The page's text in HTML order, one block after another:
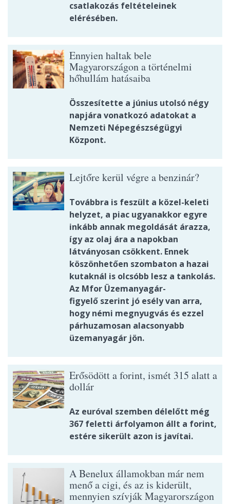
csatlakozás feltételeinek
elérésében.
Ennyien haltak bele
Magyarországon a történelmi
hőhullám hatásaiba
Összesítette a június utolsó négy
napjára vonatkozó adatokat a
Nemzeti Népegészségügyi
Központ.
Lejtőre kerül végre a benzinár?
Továbbra is feszült a közel-keleti
helyzet, a piac ugyanakkor egyre
inkább annak megoldását árazza,
így az olaj ára a napokban
látványosan csökkent. Ennek
köszönhetően szombaton a hazai
kutaknál is olcsóbb lesz a tankolás.
Az Mfor Üzemanyagár-
figyelő szerint jó esély van arra,
hogy némi megnyugvás és ezzel
párhuzamosan alacsonyabb
üzemanyagár jön.
Erősödött a forint, ismét 315 alatt a
dollár
Az euróval szemben délelőtt még
367 feletti árfolyamon állt a forint,
estére sikerült azon is javítai.
A Benelux államokban már nem
menő a cigi, és az is kiderült,
mennyien szívják Magyarországon